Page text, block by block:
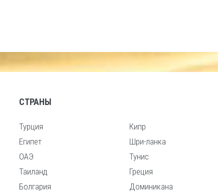
СТРАНЫ
Турция
Египет
ОАЭ
Таиланд
Болгария
Кипр
Шри-ланка
Тунис
Греция
Доминикана